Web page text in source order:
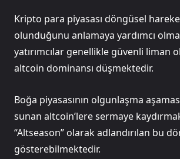
Kripto para piyasası döngüsel
olunduğunu anlamaya yardımcı
yatırımcılar genellikle güvenli liman
altcoin dominansı düşmektedir.
Boğa piyasasının olgunlaşma
sunan altcoin’lere sermaye
“Altseason” olarak adlandırılan bu
gösterebilmektedir.